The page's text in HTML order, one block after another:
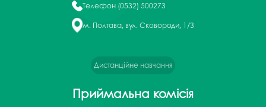
Телефон (0532) 500273
м. Полтава, вул. Сковороди, 1/3
Дистанційне навчання
Приймальна комісія